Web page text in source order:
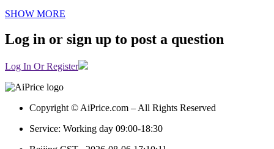
SHOW MORE
Log in or sign up to post a question
Log In Or Register
Copyright © AiPrice.com – All Rights Reserved
Service: Working day 09:00-18:30